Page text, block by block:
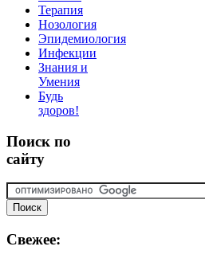
Терапия
Нозология
Эпидемиология
Инфекции
Знания и
Умения
Будь
здоров!
Поиск по
сайту
Свежее: